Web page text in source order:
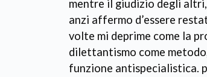
mentre il giudizio degli
anzi affermo d’essere
volte mi deprime come la
dilettantismo come
funzione antispecialistica.